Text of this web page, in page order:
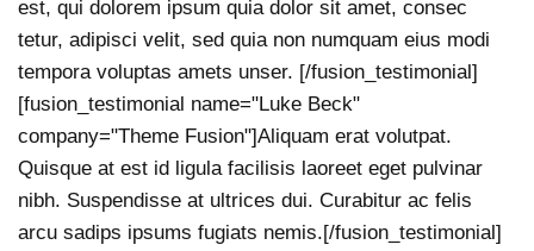
est, qui dolorem ipsum quia dolor sit amet, consec
tetur, adipisci velit, sed quia non numquam eius modi
tempora voluptas amets unser. [/fusion_testimonial]
[fusion_testimonial name="Luke Beck"
company="Theme Fusion"]Aliquam erat volutpat.
Quisque at est id ligula facilisis laoreet eget pulvinar
nibh. Suspendisse at ultrices dui. Curabitur ac felis
arcu sadips ipsums fugiats nemis.[/fusion_testimonial]